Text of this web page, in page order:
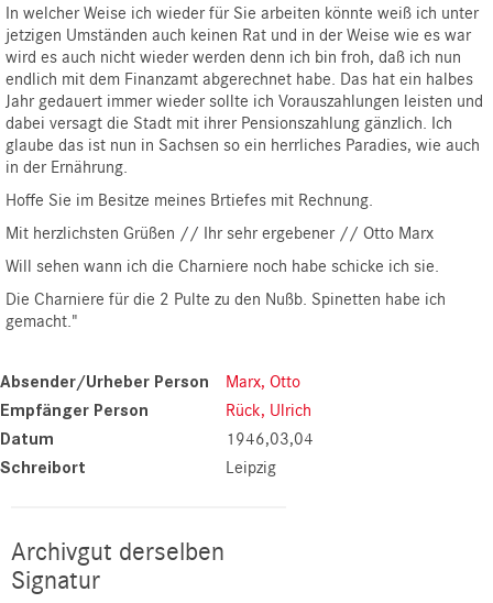
In welcher Weise ich wieder für Sie arbeiten könnte weiß ich unter
jetzigen Umständen auch keinen Rat und in der Weise wie es war
wird es auch nicht wieder werden denn ich bin froh, daß ich nun
endlich mit dem Finanzamt abgerechnet habe. Das hat ein halbes
Jahr gedauert immer wieder sollte ich Vorauszahlungen leisten und
dabei versagt die Stadt mit ihrer Pensionszahlung gänzlich. Ich
glaube das ist nun in Sachsen so ein herrliches Paradies, wie auch
in der Ernährung.
Hoffe Sie im Besitze meines Brtiefes mit Rechnung.
Mit herzlichsten Grüßen // Ihr sehr ergebener // Otto Marx
Will sehen wann ich die Charniere noch habe schicke ich sie.
Die Charniere für die 2 Pulte zu den Nußb. Spinetten habe ich
gemacht."
Absender/Urheber Person Marx, Otto
Empfänger Person Rück, Ulrich
Datum 1946,03,04
Schreibort Leipzig
Archivgut derselben
Signatur